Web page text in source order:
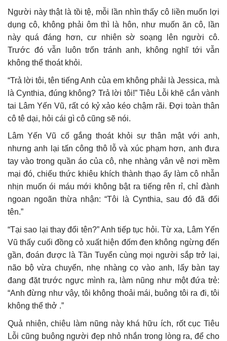
Người này thật là tồi tệ, mỗi lần nhìn thấy cô liền muốn lợi
dụng cô, không phải ôm thì là hôn, như muốn ăn cô, lần
này quá đáng hơn, cư nhiên sờ soạng lên người cô.
Trước đó vẫn luôn trốn tránh anh, không nghĩ tới vẫn
không thể thoát khỏi.
“Trả lời tôi, tên tiếng Anh của em không phải là Jessica, mà
là Cynthia, đúng không? Trả lời tôi!” Tiêu Lỗi khẽ cắn vành
tai Lâm Yến Vũ, rất có kỷ xảo kéo chậm rãi. Đợi toàn thân
cô tê dại, hỏi cái gì cô cũng sẽ nói.
Lâm Yến Vũ cố gắng thoát khỏi sự thân mật với anh,
nhưng anh lại tấn công thô lỗ và xúc phạm hơn, anh đưa
tay vào trong quần áo của cô, nhẹ nhàng vân vê nơi mềm
mại đó, chiếu thức khiêu khích thành thạo ấy làm cô nhẫn
nhịn muốn ói máu mới không bật ra tiếng rên rỉ, chỉ đành
ngoan ngoãn thừa nhận: “Tôi là Cynthia, sau đó đã đổi
tên.”
“Tại sao lại thay đổi tên?” Anh tiếp tục hỏi. Từ xa, Lâm Yến
Vũ thấy cuối đồng cỏ xuất hiện đốm đen không ngừng đến
gần, đoán được là Tần Tuyển cùng mọi người sắp trở lại,
não bộ vừa chuyển, nhẹ nhàng cọ vào anh, lấy bàn tay
đang đặt trước ngực mình ra, làm nũng như một đứa trẻ:
“Anh đừng như vậy, tôi không thoải mái, buông tôi ra đi, tôi
không thể thở .”
Quả nhiên, chiêu làm nũng này khá hữu ích, rốt cục Tiêu
Lỗi cũng buông người đẹp nhỏ nhắn trong lòng ra, để cho